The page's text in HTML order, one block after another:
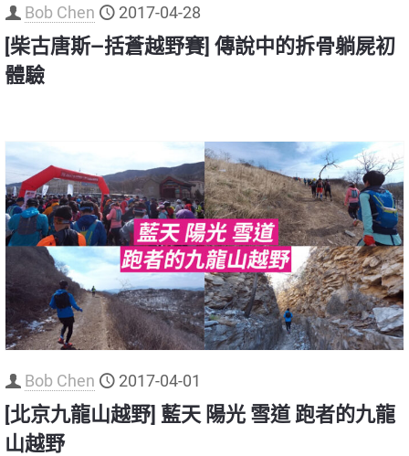
Bob Chen 2017-04-28
[柴古唐斯—括蒼越野賽] 傳說中的拆骨躺屍初
體驗
Bob Chen 2017-04-01
[北京九龍山越野] 藍天 陽光 雪道 跑者的九龍
山越野